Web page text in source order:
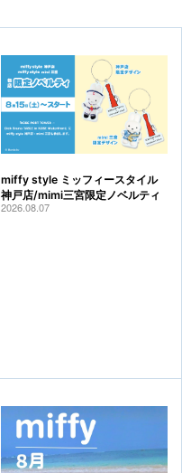
miffy style ミッフィースタイル
神戸店/mimi三宮限定ノベルティ
2026.08.07